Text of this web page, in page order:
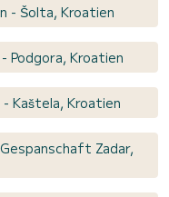
- Šolta, Kroatien
Podgora, Kroatien
Kaštela, Kroatien
Zadar,